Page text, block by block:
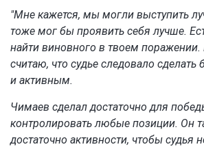
"Мне кажется, мы могли выступить
тоже мог бы проявить себя лучше.
найти виновного в твоем
считаю, что судье следовало
и активным.
Чимаев сделал достаточно для
контролировать любые позиции. Он
достаточно активности, чтобы судья